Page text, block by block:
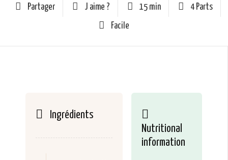
Partager J aime ? 15 min 4 Parts
Facile
Ingrédients
Nutritional
information